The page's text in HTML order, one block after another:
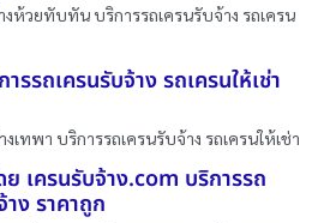
งห้วยทับทัน บริการรถเครนรับจ้าง รถเครน
รรถเครนรับจ้าง รถเครนให้เช่า
เทพา บริการรถเครนรับจ้าง รถเครนให้เช่า
เครนรับจ้าง.com บริการรถ
ง ราคาถูก